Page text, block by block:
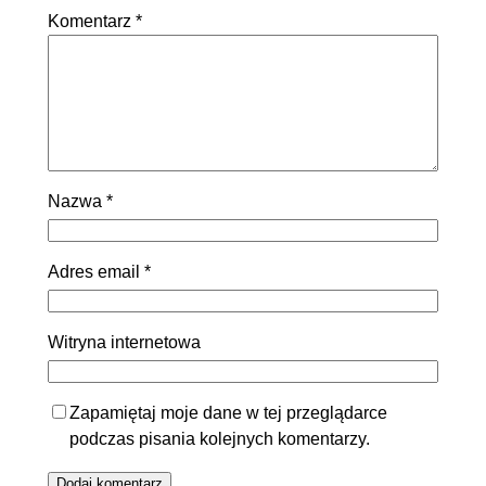
Komentarz *
Nazwa *
Adres email *
Witryna internetowa
Zapamiętaj moje dane w tej przeglądarce
podczas pisania kolejnych komentarzy.